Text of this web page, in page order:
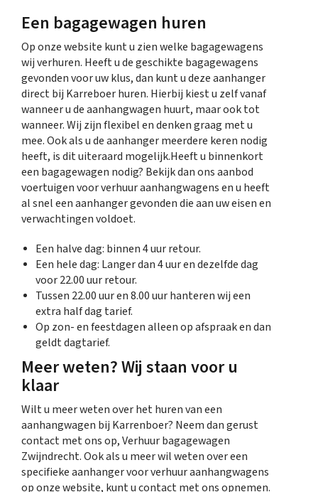
Een bagagewagen huren
Op onze website kunt u zien welke bagagewagens
wij verhuren. Heeft u de geschikte bagagewagens
gevonden voor uw klus, dan kunt u deze aanhanger
direct bij Karreboer huren. Hierbij kiest u zelf vanaf
wanneer u de aanhangwagen huurt, maar ook tot
wanneer. Wij zijn flexibel en denken graag met u
mee. Ook als u de aanhanger meerdere keren nodig
heeft, is dit uiteraard mogelijk.Heeft u binnenkort
een bagagewagen nodig? Bekijk dan ons aanbod
voertuigen voor verhuur aanhangwagens en u heeft
al snel een aanhanger gevonden die aan uw eisen en
verwachtingen voldoet.
Een halve dag: binnen 4 uur retour.
Een hele dag: Langer dan 4 uur en dezelfde dag
voor 22.00 uur retour.
Tussen 22.00 uur en 8.00 uur hanteren wij een
extra half dag tarief.
Op zon- en feestdagen alleen op afspraak en dan
geldt dagtarief.
Meer weten? Wij staan voor u
klaar
Wilt u meer weten over het huren van een
aanhangwagen bij Karrenboer? Neem dan gerust
contact met ons op, Verhuur bagagewagen
Zwijndrecht. Ook als u meer wil weten over een
specifieke aanhanger voor verhuur aanhangwagens
op onze website, kunt u contact met ons opnemen.